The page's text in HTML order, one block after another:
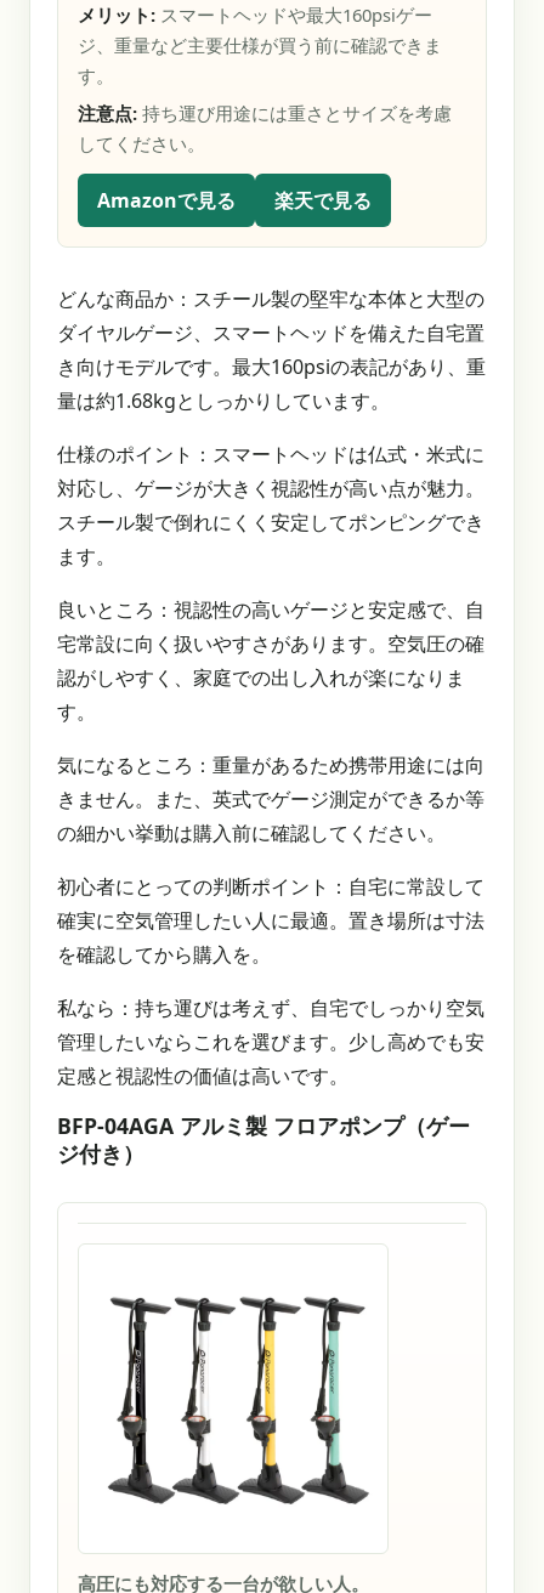
メリット: スマートヘッドや最大160psiゲー
ジ、重量など主要仕様が買う前に確認できま
す。
注意点: 持ち運び用途には重さとサイズを考慮
してください。
Amazonで見る 楽天で見る
どんな商品か：スチール製の堅牢な本体と大型の
ダイヤルゲージ、スマートヘッドを備えた自宅置
き向けモデルです。最大160psiの表記があり、重
量は約1.68kgとしっかりしています。
仕様のポイント：スマートヘッドは仏式・米式に
対応し、ゲージが大きく視認性が高い点が魅力。
スチール製で倒れにくく安定してポンピングでき
ます。
良いところ：視認性の高いゲージと安定感で、自
宅常設に向く扱いやすさがあります。空気圧の確
認がしやすく、家庭での出し入れが楽になりま
す。
気になるところ：重量があるため携帯用途には向
きません。また、英式でゲージ測定ができるか等
の細かい挙動は購入前に確認してください。
初心者にとっての判断ポイント：自宅に常設して
確実に空気管理したい人に最適。置き場所は寸法
を確認してから購入を。
私なら：持ち運びは考えず、自宅でしっかり空気
管理したいならこれを選びます。少し高めでも安
定感と視認性の価値は高いです。
BFP-04AGA アルミ製 フロアポンプ（ゲー
ジ付き）
高圧にも対応する一台が欲しい人。